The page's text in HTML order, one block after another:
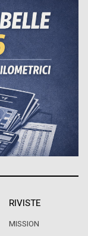
RIVISTE
MISSION